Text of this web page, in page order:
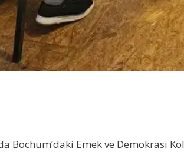
Bochum’daki Emek ve Demokrasi